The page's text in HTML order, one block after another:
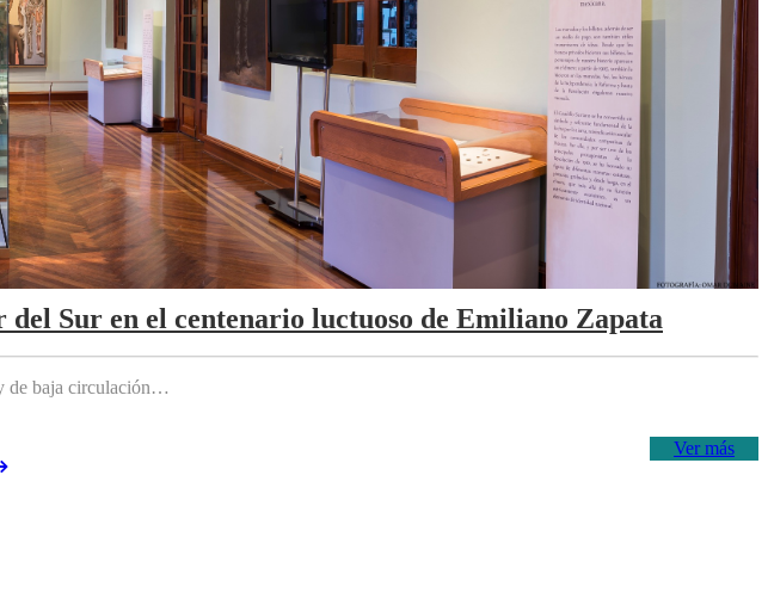
Sur en el centenario luctuoso de Emiliano Zapata
de baja circulación…
Ver más